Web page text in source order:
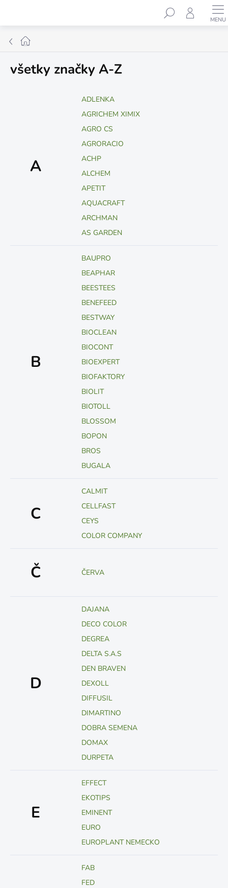
obsah
Hľadať
Domov
všetky značky A-Z
A
ADLENKA
AGRICHEM XIMIX
AGRO CS
AGRORACIO
ACHP
ALCHEM
APETIT
AQUACRAFT
ARCHMAN
AS GARDEN
B
BAUPRO
BEAPHAR
BEESTEES
BENEFEED
BESTWAY
BIOCLEAN
BIOCONT
BIOEXPERT
BIOFAKTORY
BIOLIT
BIOTOLL
BLOSSOM
BOPON
BROS
BUGALA
C
CALMIT
CELLFAST
CEYS
COLOR COMPANY
Č ČERVA
D
DAJANA
DECO COLOR
DEGREA
DELTA S.A.S
DEN BRAVEN
DEXOLL
DIFFUSIL
DIMARTINO
DOBRA SEMENA
DOMAX
DURPETA
E
EFFECT
EKOTIPS
EMINENT
EURO
EUROPLANT NEMECKO
FAB
FED